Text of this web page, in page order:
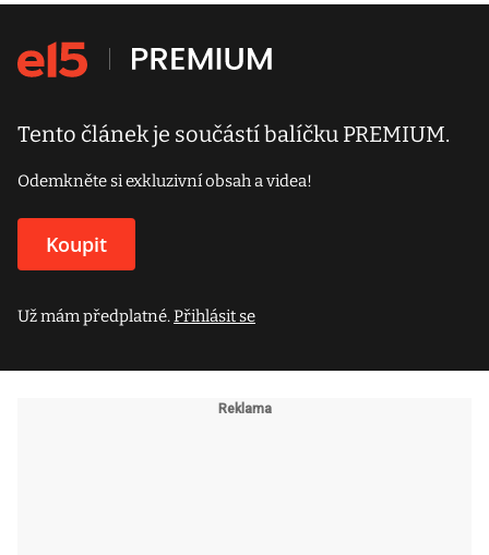
Tento článek je součástí balíčku PREMIUM.
Odemkněte si exkluzivní obsah a videa!
Koupit
Už mám předplatné.Přihlásit se